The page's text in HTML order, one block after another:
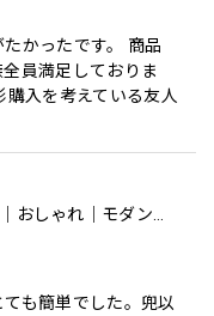
かったです。 商品
員満足しておりま
入を考えている友人
も簡単でした。兜以